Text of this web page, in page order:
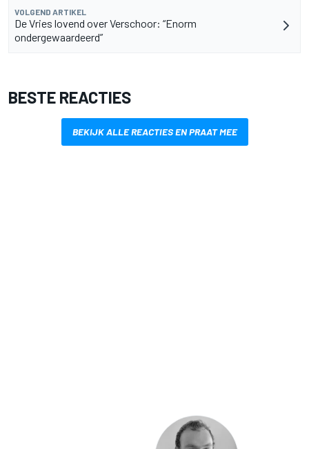
VOLGEND ARTIKEL
De Vries lovend over Verschoor: “Enorm
ondergewaardeerd”
BESTE REACTIES
BEKIJK ALLE REACTIES EN PRAAT MEE